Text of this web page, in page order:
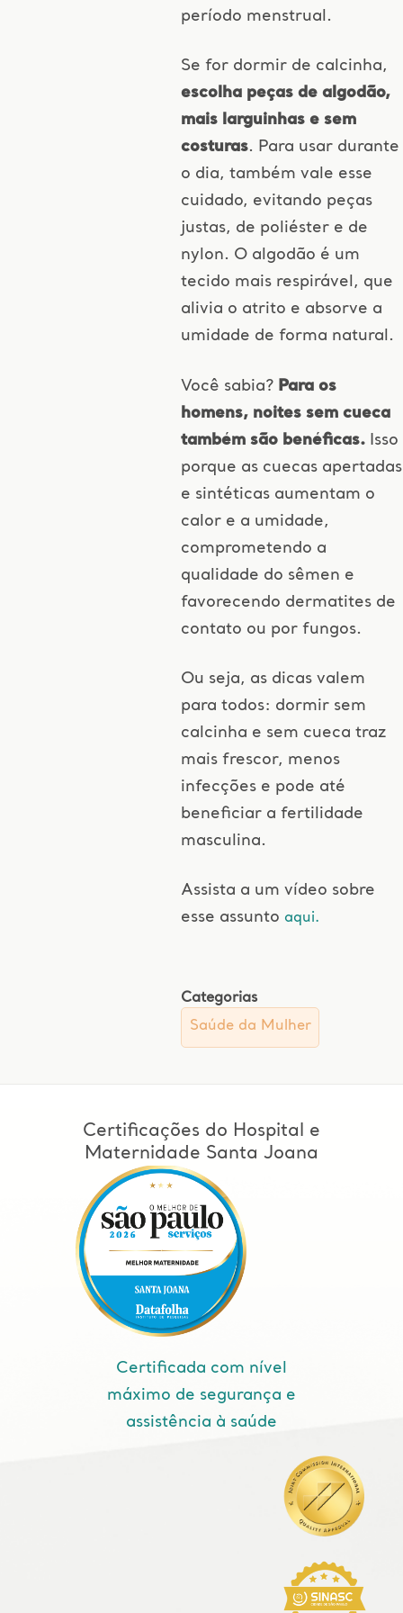
período menstrual.
Se for dormir de calcinha,
escolha peças de algodão,
mais larguinhas e sem
costuras. Para usar durante
o dia, também vale esse
cuidado, evitando peças
justas, de poliéster e de
nylon. O algodão é um
tecido mais respirável, que
alivia o atrito e absorve a
umidade de forma natural.
Você sabia? Para os
homens, noites sem cueca
também são benéficas. Isso
porque as cuecas apertadas
e sintéticas aumentam o
calor e a umidade,
comprometendo a
qualidade do sêmen e
favorecendo dermatites de
contato ou por fungos.
Ou seja, as dicas valem
para todos: dormir sem
calcinha e sem cueca traz
mais frescor, menos
infecções e pode até
beneficiar a fertilidade
masculina.
Assista a um vídeo sobre
esse assunto aqui.
Categorias
Saúde da Mulher
Certificações do Hospital e
Maternidade Santa Joana
Certificada com nível
máximo de segurança e
assistência à saúde